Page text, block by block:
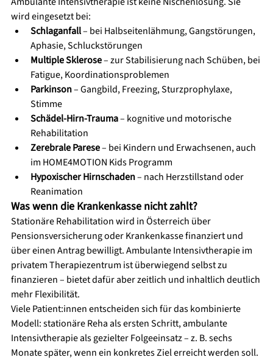
wird eingesetzt bei:
Schlaganfall – bei Halbseitenlähmung, Gangstörungen,
Aphasie, Schluckstörungen
Multiple Sklerose – zur Stabilisierung nach Schüben, bei
Fatigue, Koordinationsproblemen
Parkinson – Gangbild, Freezing, Sturzprophylaxe,
Stimme
Schädel-Hirn-Trauma – kognitive und motorische
Rehabilitation
Zerebrale Parese – bei Kindern und Erwachsenen, auch
im HOME4MOTION Kids Programm
Hypoxischer Hirnschaden – nach Herzstillstand oder
Reanimation
Was wenn die Krankenkasse nicht zahlt?
Stationäre Rehabilitation wird in Österreich über
Pensionsversicherung oder Krankenkasse finanziert und
über einen Antrag bewilligt. Ambulante Intensivtherapie im
privatem Therapiezentrum ist überwiegend selbst zu
finanzieren – bietet dafür aber zeitlich und inhaltlich deutlich
mehr Flexibilität.
Viele Patient:innen entscheiden sich für das kombinierte
Modell: stationäre Reha als ersten Schritt, ambulante
Intensivtherapie als gezielter Folgeeinsatz – z. B. sechs
Monate später, wenn ein konkretes Ziel erreicht werden soll.